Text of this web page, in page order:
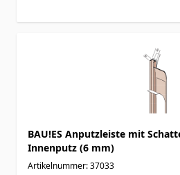
BAU!ES Anputzleiste mit
Innenputz (6 mm)
Artikelnummer: 37033